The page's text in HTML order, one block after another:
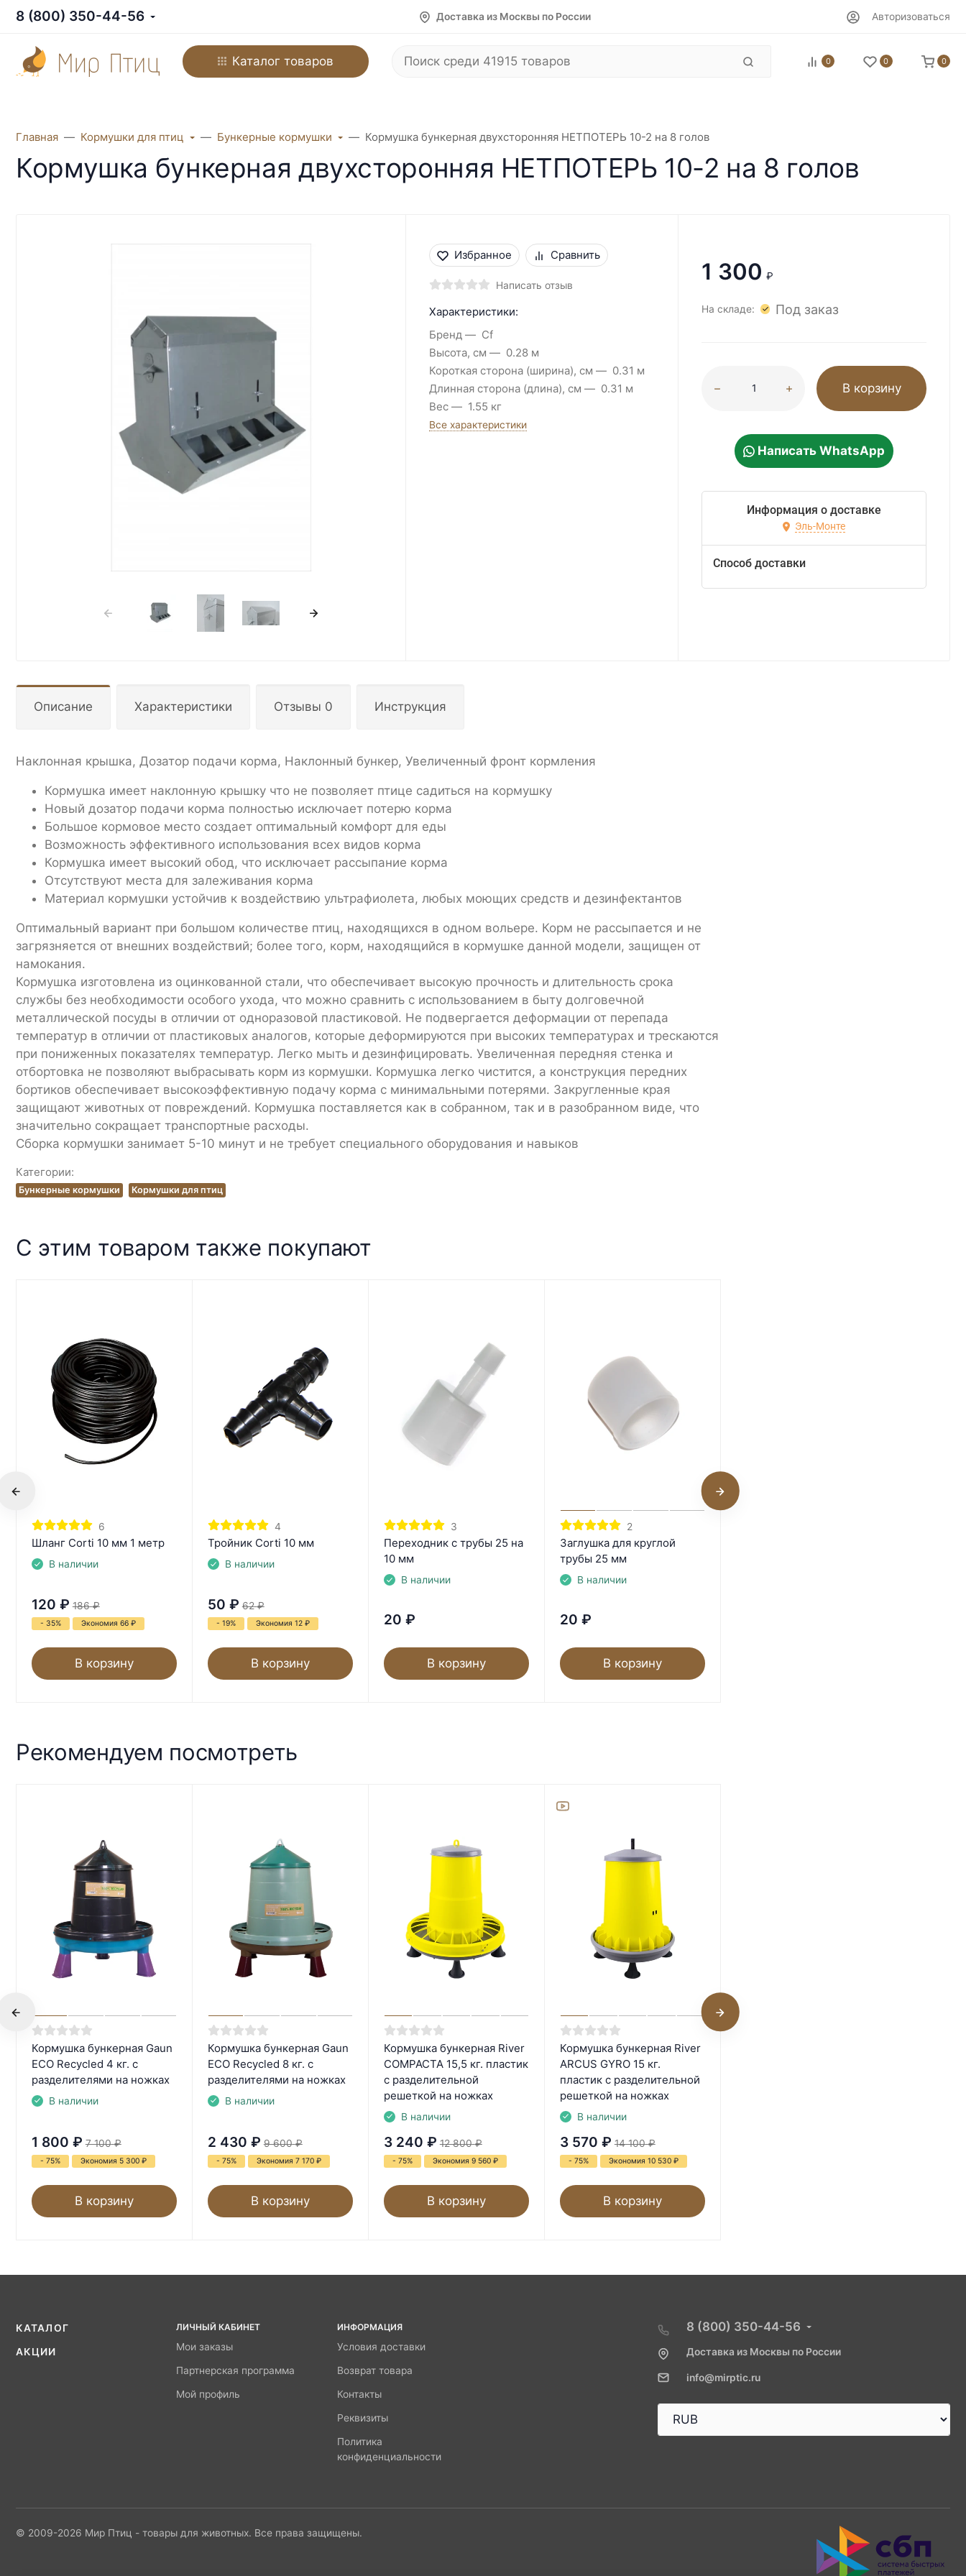
8 (800) 350-44-56 Доставка из Москвы по России Авторизоваться
Каталог товаров 0 0 0
Главная Кормушки для птиц Бункерные кормушки Кормушка бункерная двухсторонняя НЕТПОТЕРЬ 10-2 на 8 голов
Кормушка бункерная двухсторонняя НЕТПОТЕРЬ 10-2 на 8 голов
Избранное Сравнить
Написать отзыв
Характеристики:
Бренд
Cf
Высота, см
0.28 м
Короткая сторона (ширина), см
0.31 м
Длинная сторона (длина), см
0.31 м
Вес
1.55 кг
Все характеристики
1 300 ₽
На складе: Под заказ
В корзину
Написать WhatsApp
Информация о доставке
Эль-Монте
Способ доставки
Описание Характеристики Отзывы 0 Инструкция
Наклонная крышка, Дозатор подачи корма, Наклонный бункер, Увеличенный фронт кормления
Кормушка имеет наклонную крышку что не позволяет птице садиться на кормушку
Новый дозатор подачи корма полностью исключает потерю корма
Большое кормовое место создает оптимальный комфорт для еды
Возможность эффективного использования всех видов корма
Кормушка имеет высокий обод, что исключает рассыпание корма
Отсутствуют места для залеживания корма
Материал кормушки устойчив к воздействию ультрафиолета, любых моющих средств и дезинфектантов
Оптимальный вариант при большом количестве птиц, находящихся в одном вольере. Корм не рассыпается и не
загрязняется от внешних воздействий; более того, корм, находящийся в кормушке данной модели, защищен от
намокания.
Кормушка изготовлена из оцинкованной стали, что обеспечивает высокую прочность и длительность срока
службы без необходимости особого ухода, что можно сравнить с использованием в быту долговечной
металлической посуды в отличии от одноразовой пластиковой. Не подвергается деформации от перепада
температур в отличии от пластиковых аналогов, которые деформируются при высоких температурах и трескаются
при пониженных показателях температур. Легко мыть и дезинфицировать. Увеличенная передняя стенка и
отбортовка не позволяют выбрасывать корм из кормушки. Кормушка легко чистится, а конструкция передних
бортиков обеспечивает высокоэффективную подачу корма с минимальными потерями. Закругленные края
защищают животных от повреждений. Кормушка поставляется как в собранном, так и в разобранном виде, что
значительно сокращает транспортные расходы.
Сборка кормушки занимает 5-10 минут и не требует специального оборудования и навыков
Категории:
Бункерные кормушки Кормушки для птиц
С этим товаром также покупают
6
Шланг Corti 10 мм 1 метр
В наличии
120 ₽ 186 ₽
- 35% Экономия 66 ₽
В корзину
4
Тройник Corti 10 мм
В наличии
50 ₽ 62 ₽
- 19% Экономия 12 ₽
В корзину
3
Переходник с трубы 25 на
10 мм
В наличии
20 ₽
В корзину
2
Заглушка для круглой
трубы 25 мм
В наличии
20 ₽
В корзину
Рекомендуем посмотреть
Кормушка бункерная Gaun
ECO Recycled 4 кг. с
разделителями на ножках
В наличии
1 800 ₽ 7 100 ₽
- 75% Экономия 5 300 ₽
В корзину
Кормушка бункерная Gaun
ECO Recycled 8 кг. с
разделителями на ножках
В наличии
2 430 ₽ 9 600 ₽
- 75% Экономия 7 170 ₽
В корзину
Кормушка бункерная River
COMPACTA 15,5 кг. пластик
с разделительной
решеткой на ножках
В наличии
3 240 ₽ 12 800 ₽
- 75% Экономия 9 560 ₽
В корзину
Кормушка бункерная River
ARCUS GYRO 15 кг.
пластик с разделительной
решеткой на ножках
В наличии
3 570 ₽ 14 100 ₽
- 75% Экономия 10 530 ₽
В корзину
КАТАЛОГ
АКЦИИ
ЛИЧНЫЙ КАБИНЕТ
Мои заказы
Партнерская программа
Мой профиль
ИНФОРМАЦИЯ
Условия доставки
Возврат товара
Контакты
Реквизиты
Политика
конфиденциальности
8 (800) 350-44-56
Доставка из Москвы по России
info@mirptic.ru
© 2009-2026 Мир Птиц - товары для животных. Все права защищены.